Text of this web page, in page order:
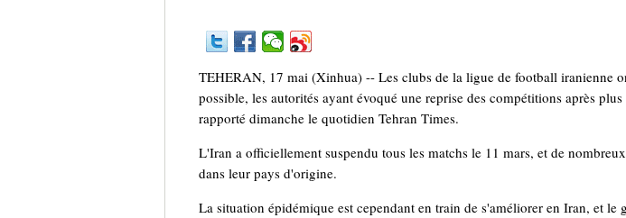
TEHERAN, 17 mai (Xinhua) -- Les clubs de la ligue de football iranienne
possible, les autorités ayant évoqué une reprise des compétitions après
rapporté dimanche le quotidien Tehran Times.
L'Iran a officiellement suspendu tous les matchs le 11 mars, et de
dans leur pays d'origine.
La situation épidémique est cependant en train de s'améliorer en Iran, et